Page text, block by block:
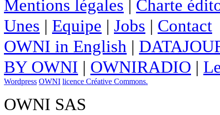
Mentions légales | Charte
Unes | Equipe | Jobs | Contact
OWNI in English |
BY OWNI | OWNIRADIO |
Wordpress OWNI licence Créative Commons.
OWNI SAS